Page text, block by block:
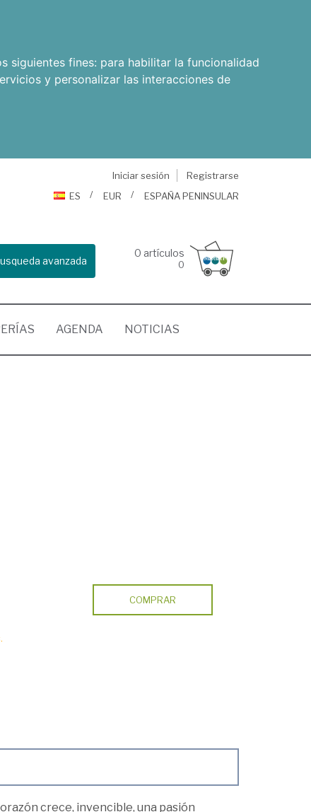
siguientes fines: para habilitar la funcionalidad
y personalizar las interacciones de
Iniciar sesión
Registrarse
ES
EUR ESPAÑA PENINSULAR
avanzada
0 artículos
0
AGENDA NOTICIAS
COMPRAR
crece, invencible, una pasión